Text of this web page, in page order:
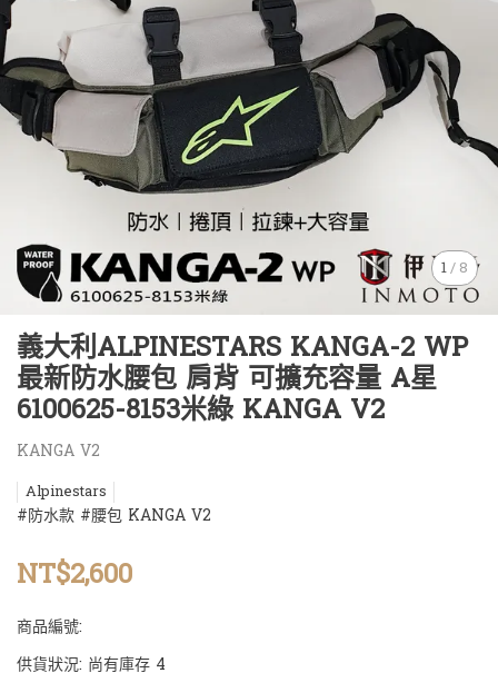
1/8
義大利ALPINESTARS KANGA-2 WP
最新防水腰包 肩背 可擴充容量 A星
6100625-8153米綠 KANGA V2
KANGA V2
Alpinestars
#防水款 #腰包 KANGA V2
NT$2,600
商品編號:
供貨狀況: 尚有庫存 4